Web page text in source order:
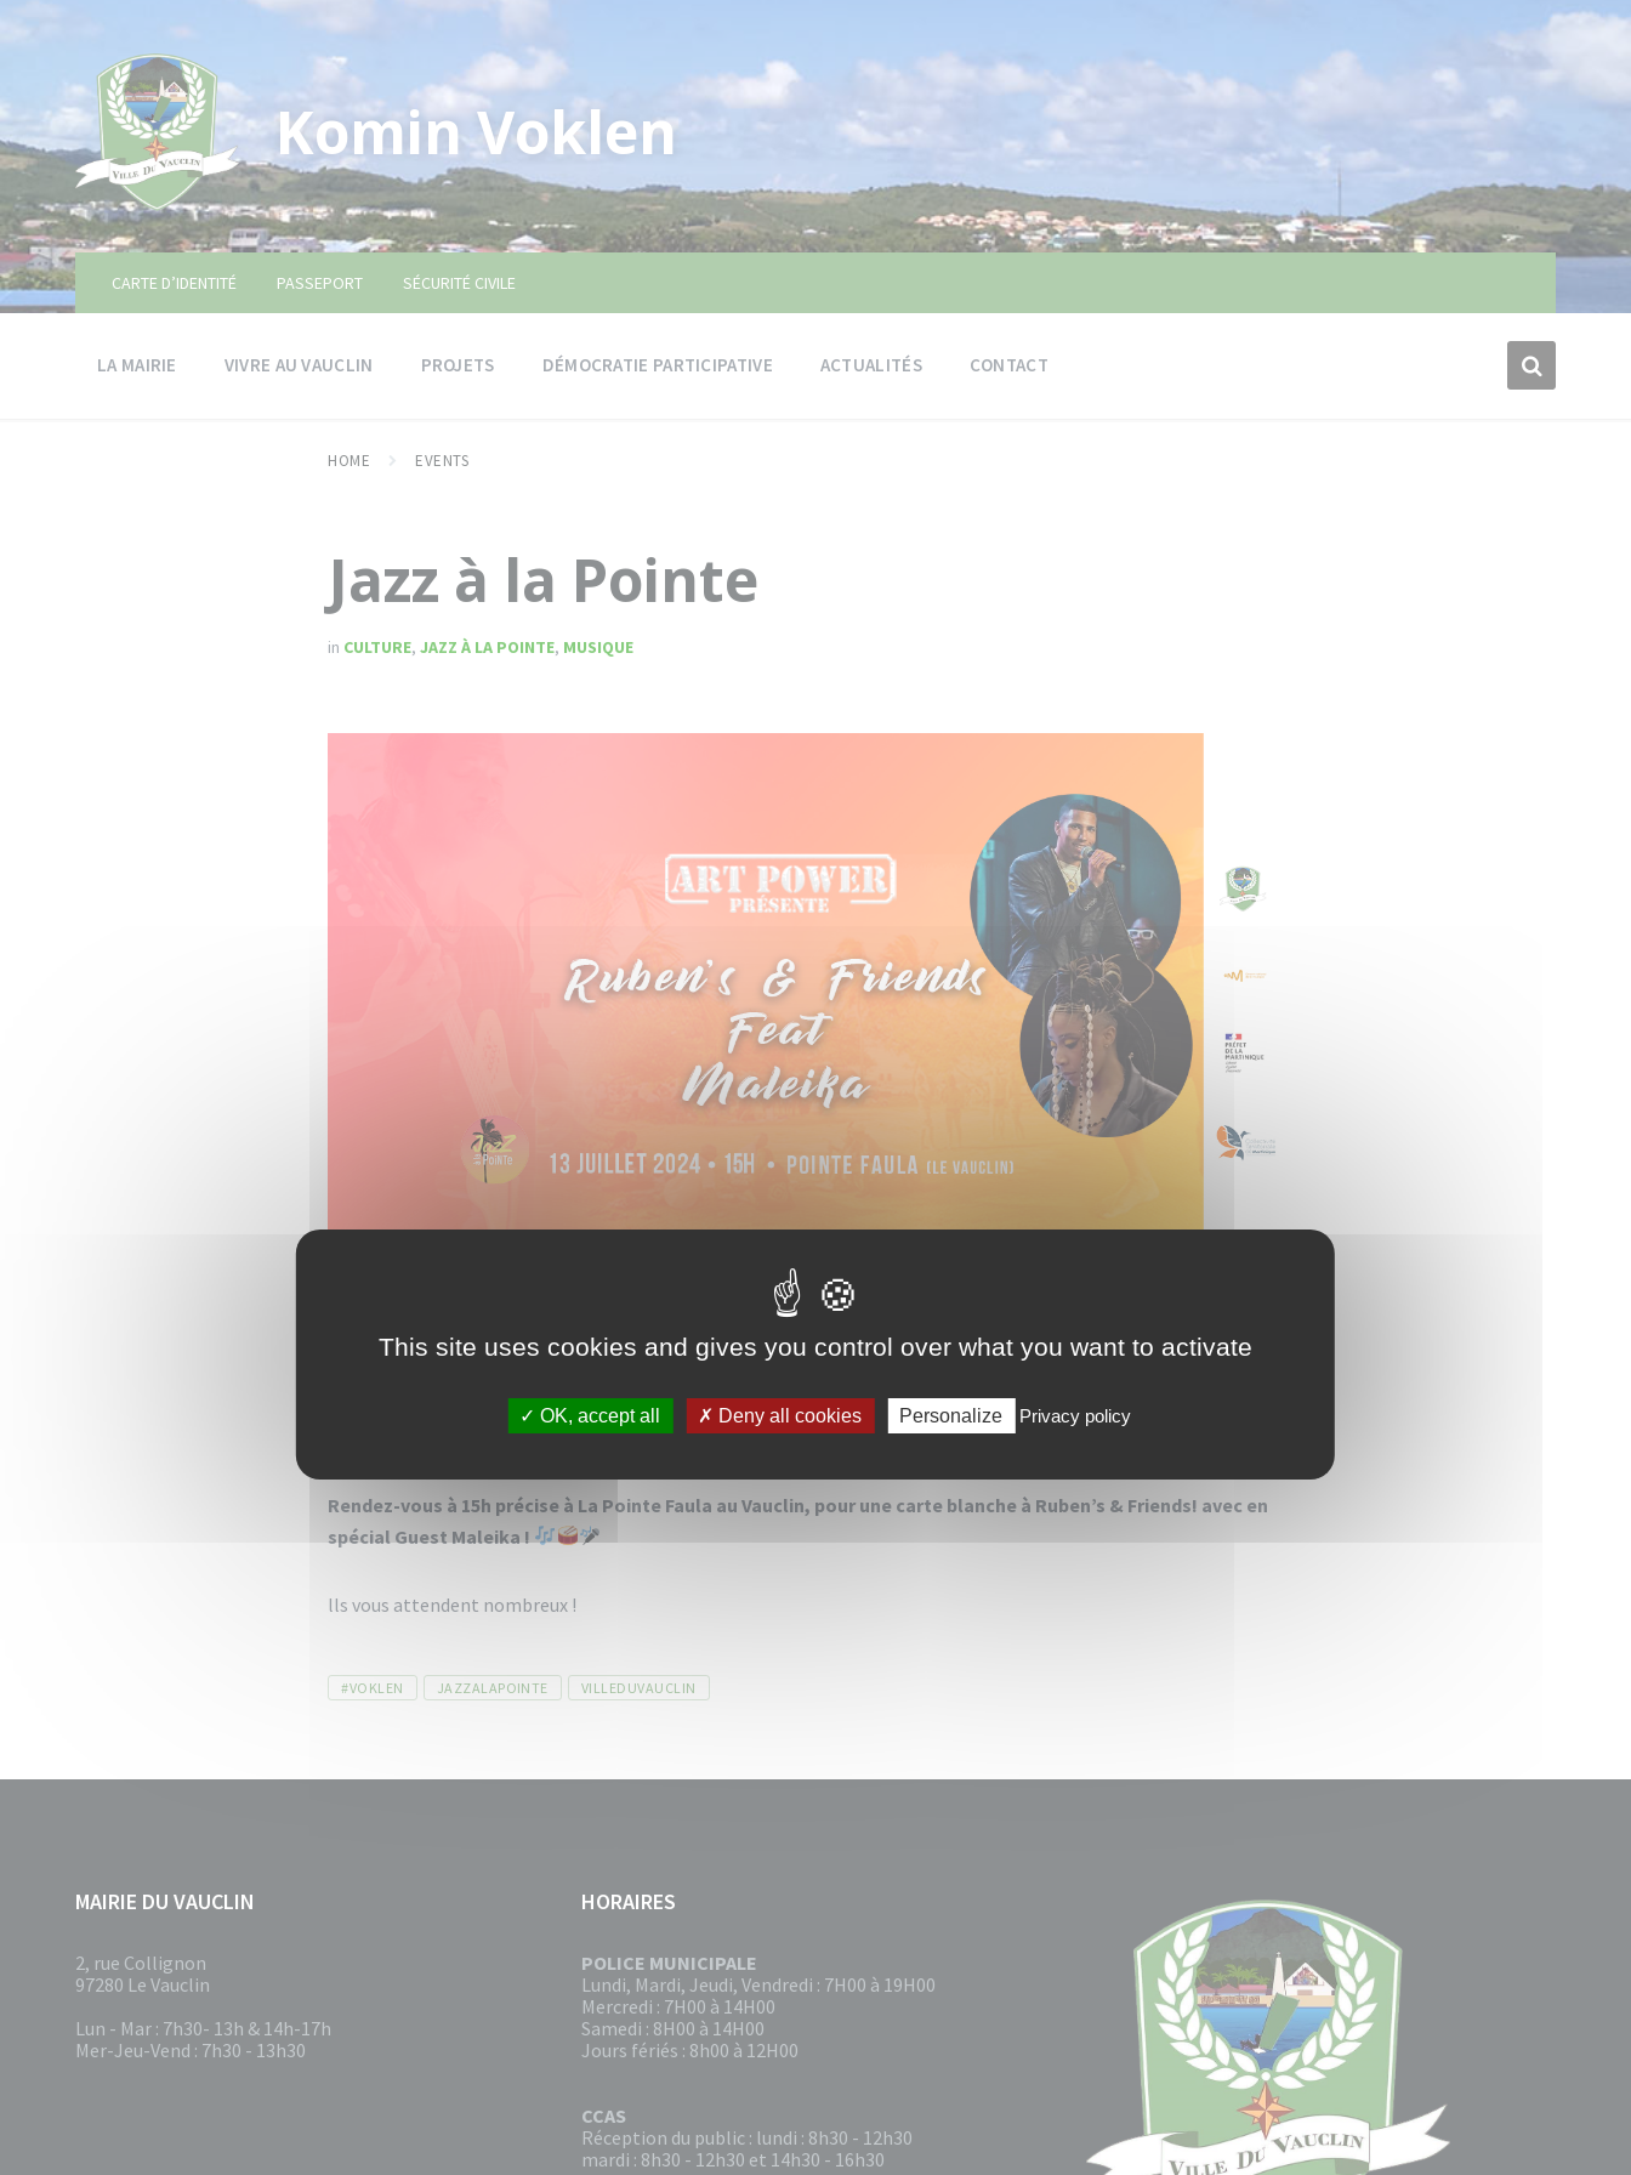
Komin Voklen
CARTE D’IDENTITÉ PASSEPORT SÉCURITÉ CIVILE
LA MAIRIE VIVRE AU VAUCLIN PROJETS DÉMOCRATIE PARTICIPATIVE ACTUALITÉS CONTACT
HOME EVENTS
Jazz à la Pointe
in CULTURE,JAZZ À LA POINTE, MUSIQUE
Toute l’équipe d’Art Power vous invite à la nouvelle édition de Jazz à la Pointe le samedi 13 juillet.
Rendez-vous à 15h précise à La Pointe Faula au Vauclin, pour une carte blanche à Ruben’s & Friends! avec en
spécial Guest Maleika !
lls vous attendent nombreux !
Tags
#VOKLEN JAZZALAPOINTE VILLEDUVAUCLIN
MAIRIE DU VAUCLIN
2, rue Collignon
97280 Le Vauclin
Lun - Mar : 7h30- 13h & 14h-17h
Mer-Jeu-Vend : 7h30 - 13h30
HORAIRES
POLICE MUNICIPALE
Lundi, Mardi, Jeudi, Vendredi : 7H00 à 19H00
Mercredi : 7H00 à 14H00
Samedi : 8H00 à 14H00
Jours fériés : 8h00 à 12H00
CCAS
Réception du public : lundi : 8h30 - 12h30
mardi : 8h30 - 12h30 et 14h30 - 16h30
This site uses cookies and gives you control over what you want to activate
OK, accept all Deny all cookies Personalize Privacy policy